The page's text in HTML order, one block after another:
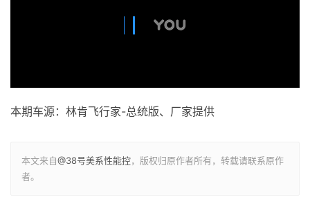
本期车源：林肯飞行家-总统版、厂家提供
本文来自@38号美系性能控，版权归原作者所有，转载请联系原作
者。